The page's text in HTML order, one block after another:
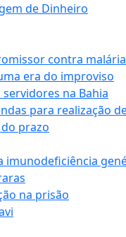
de Dinheiro
contra
era do improviso
na Bahia
para realização
prazo
imunodeficiência
na prisão